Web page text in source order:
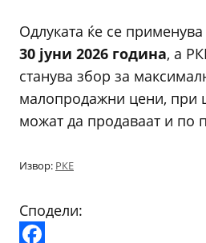
Одлуката ќе се
30 јуни 2026 година, а
станува збор за
малопродажни цени, при
можат да продаваат и по
Извор: РКЕ
Сподели: